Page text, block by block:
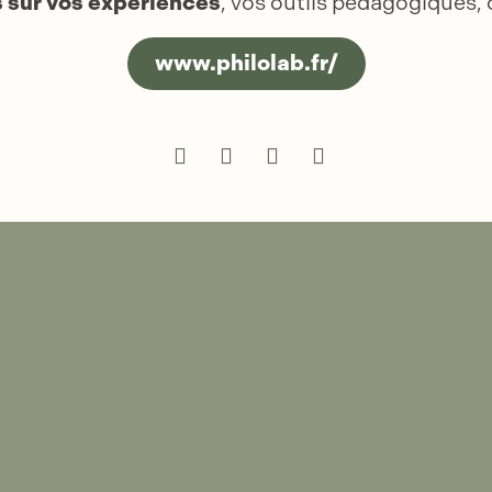
www.philolab.fr/